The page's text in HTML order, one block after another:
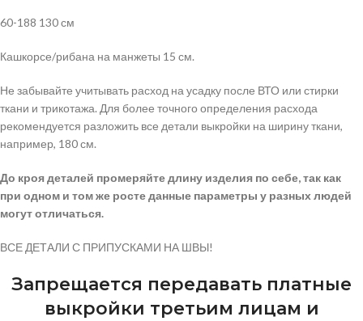
60-188 130 см
Кашкорсе/рибана на манжеты 15 см.
Не забывайте учитывать расход на усадку после ВТО или стирки
ткани и трикотажа. Для более точного определения расхода
рекомендуется разложить все детали выкройки на ширину ткани,
например, 180 см.
До кроя деталей промеряйте длину изделия по себе, так как
при одном и том же росте данные параметры у разных людей
могут отличаться.
ВСЕ ДЕТАЛИ С ПРИПУСКАМИ НА ШВЫ!
Запрещается передавать платные
выкройки третьим лицам и